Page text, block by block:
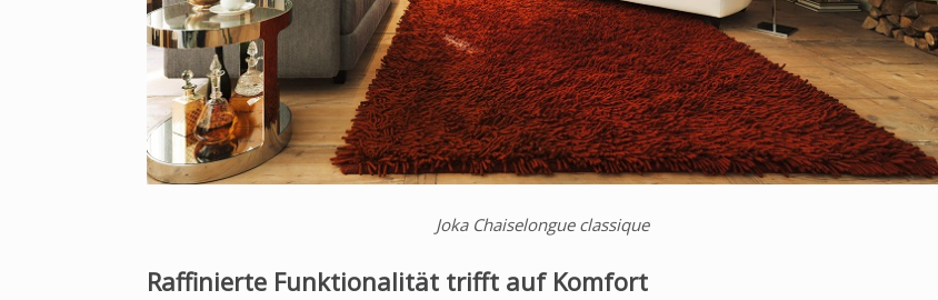
Joka Chaiselongue classique
Raffinierte Funktionalität trifft auf Komfort